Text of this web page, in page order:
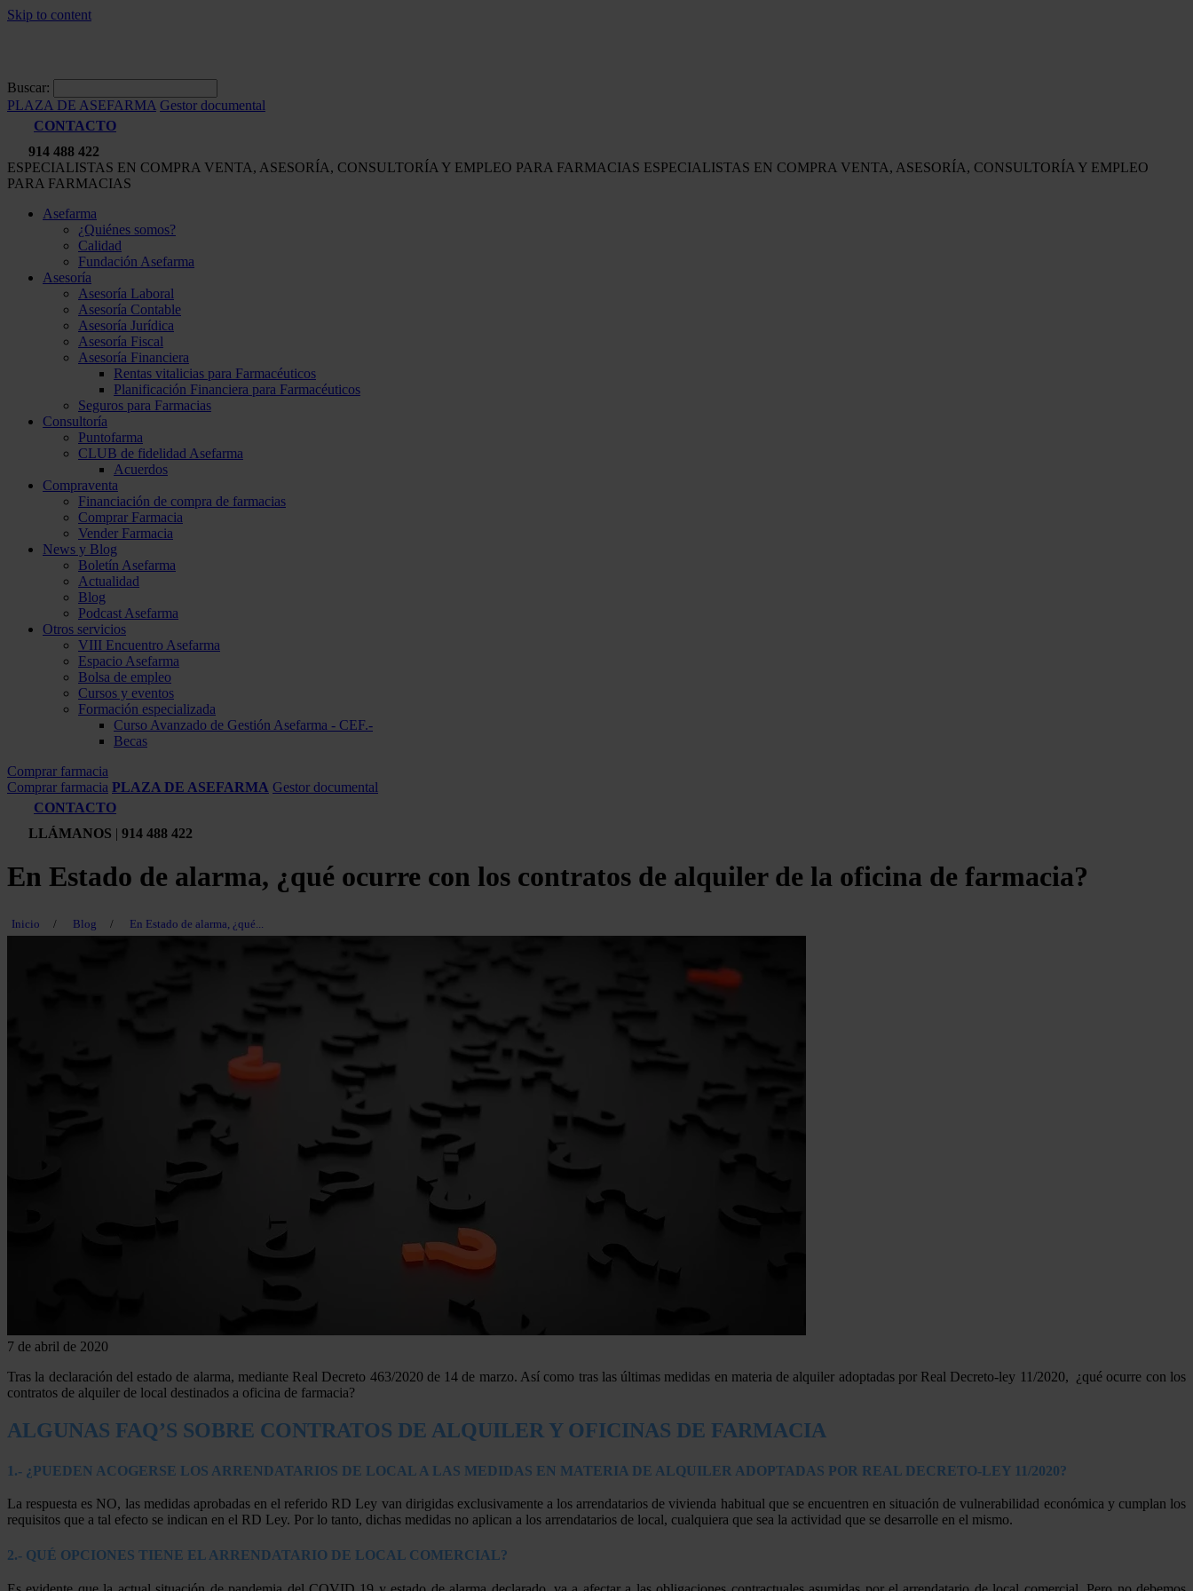
Skip to content
Buscar:
PLAZA DE ASEFARMA Gestor documental
CONTACTO
914 488 422
ESPECIALISTAS EN COMPRA VENTA, ASESORÍA, CONSULTORÍA Y EMPLEO PARA FARMACIAS ESPECIALISTAS EN COMPRA VENTA, ASESORÍA, CONSULTORÍA Y EMPLEO
PARA FARMACIAS
Asefarma
¿Quiénes somos?
Calidad
Fundación Asefarma
Asesoría
Asesoría Laboral
Asesoría Contable
Asesoría Jurídica
Asesoría Fiscal
Asesoría Financiera
Rentas vitalicias para Farmacéuticos
Planificación Financiera para Farmacéuticos
Seguros para Farmacias
Consultoría
Puntofarma
CLUB de fidelidad Asefarma
Acuerdos
Compraventa
Financiación de compra de farmacias
Comprar Farmacia
Vender Farmacia
News y Blog
Boletín Asefarma
Actualidad
Blog
Podcast Asefarma
Otros servicios
VIII Encuentro Asefarma
Espacio Asefarma
Bolsa de empleo
Cursos y eventos
Formación especializada
Curso Avanzado de Gestión Asefarma - CEF.-
Becas
Comprar farmacia
Comprar farmacia PLAZA DE ASEFARMA Gestor documental
CONTACTO
LLÁMANOS | 914 488 422
En Estado de alarma, ¿qué ocurre con los contratos de alquiler de la oficina de farmacia?
Inicio / Blog / En Estado de alarma, ¿qué...
7 de abril de 2020
Tras la declaración del estado de alarma, mediante Real Decreto 463/2020 de 14 de marzo. Así como tras las últimas medidas en materia de alquiler adoptadas por Real Decreto-ley 11/2020, ¿qué ocurre con los
contratos de alquiler de local destinados a oficina de farmacia?
ALGUNAS FAQ’S SOBRE CONTRATOS DE ALQUILER Y OFICINAS DE FARMACIA
1.- ¿PUEDEN ACOGERSE LOS ARRENDATARIOS DE LOCAL A LAS MEDIDAS EN MATERIA DE ALQUILER ADOPTADAS POR REAL DECRETO-LEY 11/2020?
La respuesta es NO, las medidas aprobadas en el referido RD Ley van dirigidas exclusivamente a los arrendatarios de vivienda habitual que se encuentren en situación de vulnerabilidad económica y cumplan los
requisitos que a tal efecto se indican en el RD Ley. Por lo tanto, dichas medidas no aplican a los arrendatarios de local, cualquiera que sea la actividad que se desarrolle en el mismo.
2.- QUÉ OPCIONES TIENE EL ARRENDATARIO DE LOCAL COMERCIAL?